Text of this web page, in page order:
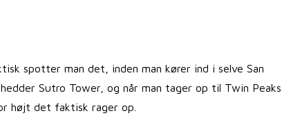
spotter man det, inden man kører ind i selve San
Sutro Tower, og når man tager op til Twin Peaks
højt det faktisk rager op.